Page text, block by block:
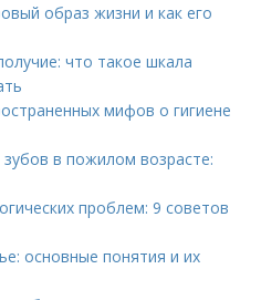
образ жизни и как его
что такое шкала
мифов о гигиене
в пожилом возрасте:
проблем: 9 советов
основные понятия и их